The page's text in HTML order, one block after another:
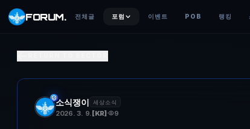
FORUM. 전체글 포럼 이벤트 POB 랭킹
비자, 100여 개국 온체인 카드 확대…쿠팡페이 사업 검토 착
소식쟁이 세상소식
2026. 3. 9. [KR] 9